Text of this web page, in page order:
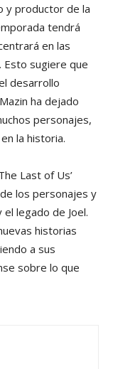
y productor de la
tendrá
en las
sugiere que
desarrollo
ha dejado
personajes,
la historia.
Last of Us’
los personajes y
legado de Joel.
historias
a sus
sobre lo que